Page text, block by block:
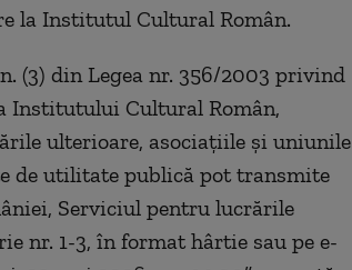
la Institutul Cultural Român.
(3) din Legea nr. 356/2003 privind
Institutului Cultural Român,
ulterioare, asociaţiile şi uniunile
de utilitate publică pot transmite
Serviciul pentru lucrările
nr. 1-3, în format hârtie sau pe e-